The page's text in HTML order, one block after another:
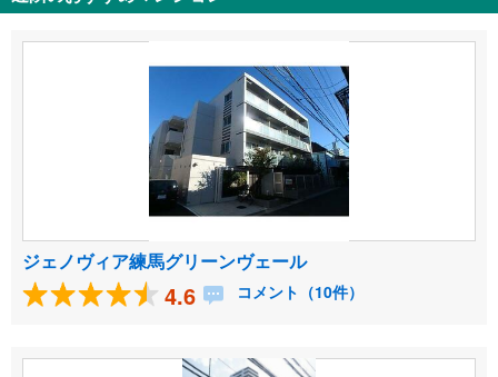
ジェノヴィア練馬グリーンヴェール
4.6 コメント（10件）